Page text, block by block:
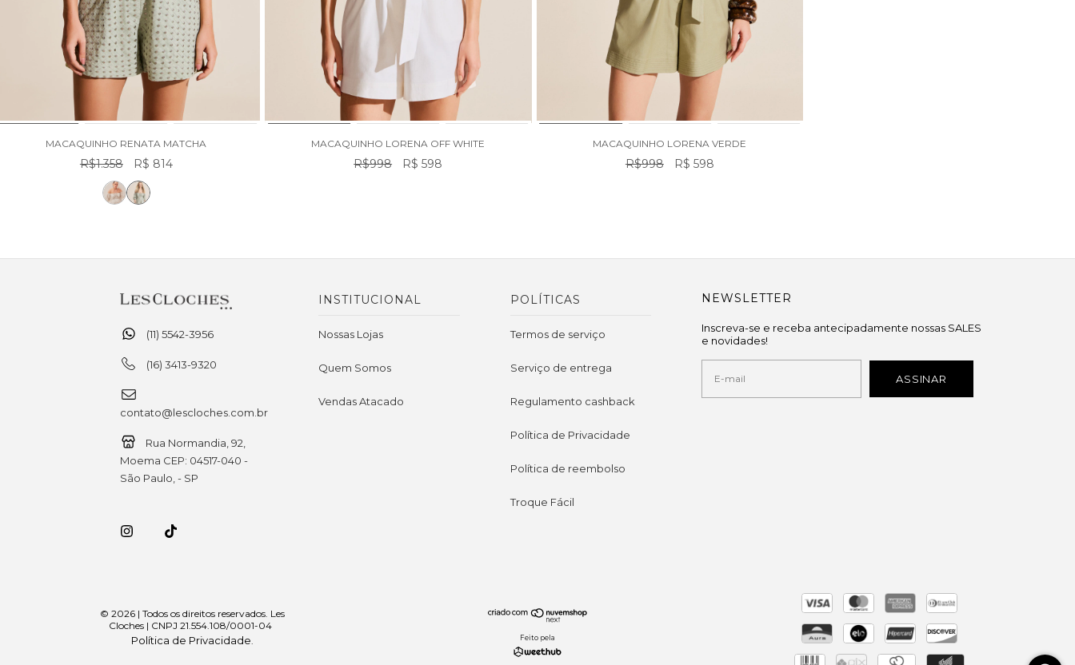
MACAQUINHO RENATA MATCHA
R$1.358 R$ 814
MACAQUINHO LORENA OFF WHITE
R$998 R$ 598
MACAQUINHO LORENA VERDE
R$998 R$ 598
(11) 5542-3956
(16) 3413-9320
contato@lescloches.com.br
Rua Normandia, 92,
Moema CEP: 04517-040 -
São Paulo, - SP
INSTITUCIONAL
Nossas Lojas
Quem Somos
Vendas Atacado
POLÍTICAS
Termos de serviço
Serviço de entrega
Regulamento cashback
Política de Privacidade
Política de reembolso
Troque Fácil
NEWSLETTER
Inscreva-se e receba antecipadamente nossas SALES
e novidades!
© 2026 | Todos os direitos reservados. Les
Cloches | CNPJ 21.554.108/0001-04
Política de Privacidade Feito pela